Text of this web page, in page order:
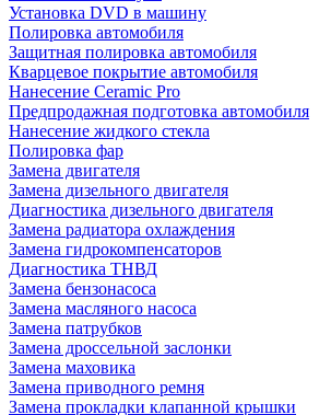
Установка DVD в машину
Полировка автомобиля
Защитная полировка автомобиля
Кварцевое покрытие автомобиля
Нанесение Ceramic Pro
Предпродажная подготовка автомобиля
Нанесение жидкого стекла
Полировка фар
Замена двигателя
Замена дизельного двигателя
Диагностика дизельного двигателя
Замена радиатора охлаждения
Замена гидрокомпенсаторов
Диагностика ТНВД
Замена бензонасоса
Замена масляного насоса
Замена патрубков
Замена дроссельной заслонки
Замена маховика
Замена приводного ремня
Замена прокладки клапанной крышки